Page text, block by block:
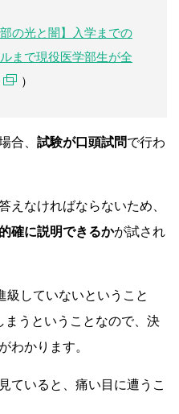
の光と闇】入学までの
まで現役医学部生が全
）
合、 試験が口頭試問で行わ
えなければならないため、
確に説明できるかが試され
級していないということ
まうということなので、決
わかります。
ていると、痛い目に遭うこ